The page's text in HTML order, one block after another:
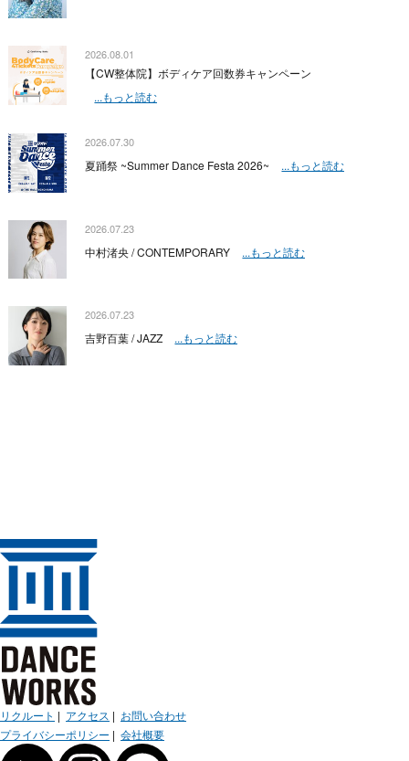
2026.08.01
【CW整体院】ボディケア回数券キャンペーン
...もっと読む
2026.07.30
夏踊祭 ~Summer Dance Festa 2026~ ...もっと読む
2026.07.23
中村渚央 / CONTEMPORARY ...もっと読む
2026.07.23
吉野百葉 / JAZZ ...もっと読む
リクルート | アクセス | お問い合わせ
プライバシーポリシー | 会社概要